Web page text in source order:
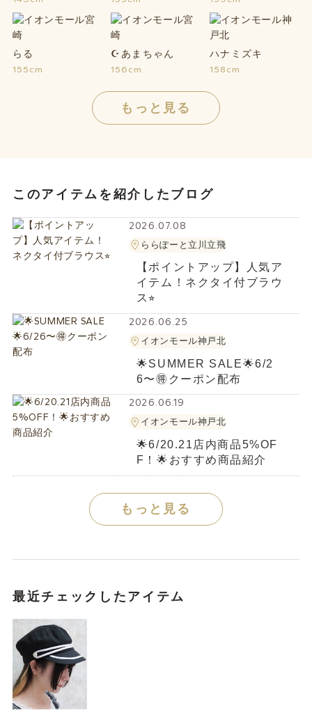
らる
155cm
☪あまちゃん
156cm
ハナミズキ
158cm
もっと見る
このアイテムを紹介したブログ
2026.07.08
ららぽーと立川立飛
【ポイントアップ】人気ア
イテム！ネクタイ付ブラウ
ス⭐︎
2026.06.25
イオンモール神戸北
‪🌟SUMMER SALE🌟6/2
6〜🉐クーポン配布
2026.06.19
イオンモール神戸北
🌟6/20.21店内商品5%OF
F！🌟おすすめ商品紹介
もっと見る
最近チェックしたアイテム